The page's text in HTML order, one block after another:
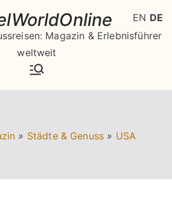
Magazin & Erlebnisführer
weltweit
» Städte & Genuss » USA
EN DE